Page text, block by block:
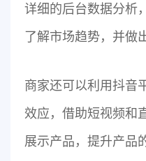
详细的后台数据分析
了解市场趋势，并做
商家还可以利用抖音
效应，借助短视频和
展示产品，提升产品